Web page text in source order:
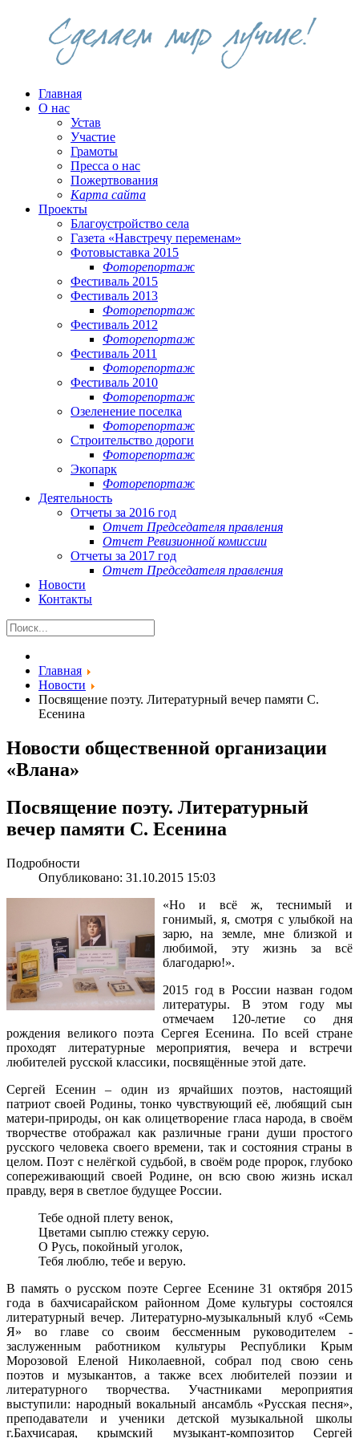
Главная
О нас
Устав
Участие
Грамоты
Пресса о нас
Пожертвования
Карта сайта
Проекты
Благоустройство села
Газета «Навстречу переменам»
Фотовыставка 2015
Фоторепортаж
Фестиваль 2015
Фестиваль 2013
Фоторепортаж
Фестиваль 2012
Фоторепортаж
Фестиваль 2011
Фоторепортаж
Фестиваль 2010
Фоторепортаж
Озеленение поселка
Фоторепортаж
Строительство дороги
Фоторепортаж
Экопарк
Фоторепортаж
Деятельность
Отчеты за 2016 год
Отчет Председателя правления
Отчет Ревизионной комиссии
Отчеты за 2017 год
Отчет Председателя правления
Новости
Контакты
Главная
Новости
Посвящение поэту. Литературный вечер памяти С.
Есенина
Новости общественной организации
«Влана»
Посвящение поэту. Литературный
вечер памяти С. Есенина
Подробности
Опубликовано: 31.10.2015 15:03
«Но и всё ж, теснимый и
гонимый, я, смотря с улыбкой на
зарю, на земле, мне близкой и
любимой, эту жизнь за всё
благодарю!».
2015 год в России назван годом
литературы. В этом году мы
отмечаем 120-летие со дня
рождения великого поэта Сергея Есенина. По всей стране
проходят литературные мероприятия, вечера и встречи
любителей русской классики, посвящённые этой дате.
Сергей Есенин – один из ярчайших поэтов, настоящий
патриот своей Родины, тонко чувствующий её, любящий сын
матери-природы, он как олицетворение гласа народа, в своём
творчестве отображал как различные грани души простого
русского человека своего времени, так и состояния страны в
целом. Поэт с нелёгкой судьбой, в своём роде пророк, глубоко
сопереживающий своей Родине, он всю свою жизнь искал
правду, веря в светлое будущее России.
Тебе одной плету венок,
Цветами сыплю стежку серую.
О Русь, покойный уголок,
Тебя люблю, тебе и верую.
В память о русском поэте Сергее Есенине 31 октября 2015
года в бахчисарайском районном Доме культуры состоялся
литературный вечер. Литературно-музыкальный клуб «Семь
Я» во главе со своим бессменным руководителем -
заслуженным работником культуры Республики Крым
Морозовой Еленой Николаевной, собрал под свою сень
поэтов и музыкантов, а также всех любителей поэзии и
литературного творчества. Участниками мероприятия
выступили: народный вокальный ансамбль «Русская песня»,
преподаватели и ученики детской музыкальной школы
г.Бахчисарая, крымский музыкант-композитор Сергей